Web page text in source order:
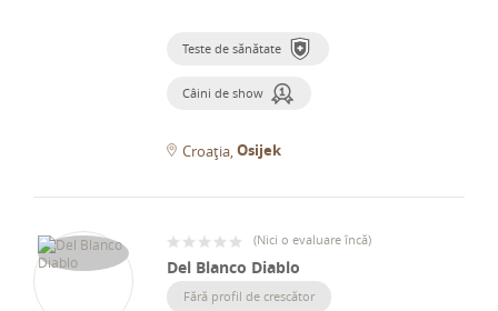
Teste de sănătate
Câini de show
Croația Osijek
(Nici o evaluare încă)
Del Blanco Diablo
Fără profil de crescător